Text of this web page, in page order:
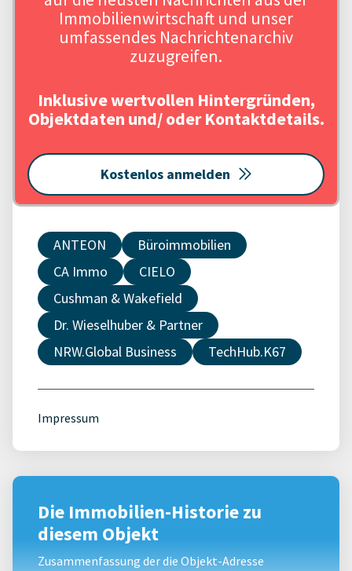
Immobilienwirtschaft und unser
umfassendes Nachrichtenarchiv
zuzugreifen.
Inklusive wertvollen Hintergründen,
Objektdaten und/ oder Kontaktdetails.
Kostenlos anmelden
ANTEON
Büroimmobilien
CA Immo
CIELO
Cushman & Wakefield
Dr. Wieselhuber & Partner
NRW.Global Business
TechHub.K67
Impressum
Die Immobilien-Historie zu
diesem Objekt
Zusammenfassung der die Objekt-Adresse